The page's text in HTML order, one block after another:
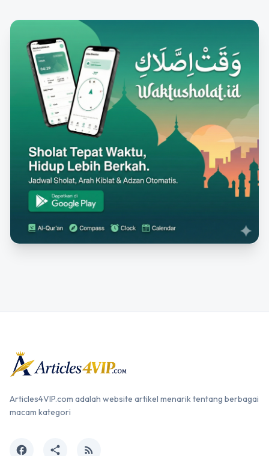
Articles4VIP.com adalah website artikel menarik tentang berbagai
macam kategori
facebook share rss_feed